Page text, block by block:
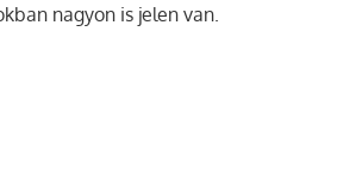
nagyon is jelen van.